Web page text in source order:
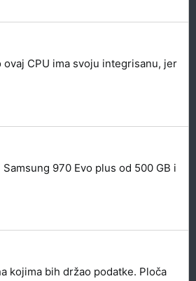
ovaj CPU ima svoju integrisanu, jer
970 Evo plus od 500 GB i
kojima bih držao podatke. Ploča